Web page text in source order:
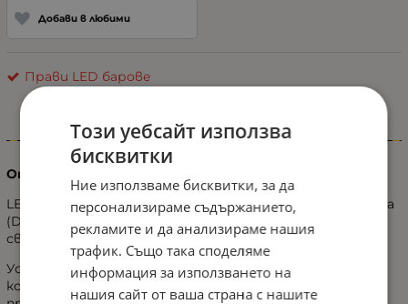
Добави в любими
Прави LED барове
Информация
Описание на продукта:
LED бар с дължина 131 см, подходящ за дневна светлина
(DRL), с два режима на работа – постоянна и мигаща
светлина.
Устройството е снабдено със схема за свързване,
което улеснява инсталацията и гарантира
Този уебсайт използва
бисквитки
Ние използваме бисквитки, за да
персонализираме съдържанието,
рекламите и да анализираме нашия
трафик. Също така споделяме
информация за използването на
нашия сайт от ваша страна с нашите